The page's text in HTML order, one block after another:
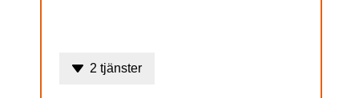
2 tjänster